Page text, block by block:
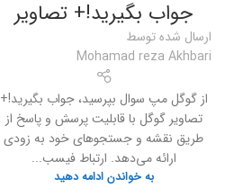
جواب بگیرید!+ تصاویر
ارسال شده توسط
Mohamad reza Akhbari
از گوگل مپ سوال بپرسید، جواب بگیرید!+
تصاویر گوگل با قابلیت پرسش و پاسخ از
طریق نقشه و جستجوهای خود به زودی
ارائه می‌دهد. ارتباط فیسب...
به خواندن ادامه دهید